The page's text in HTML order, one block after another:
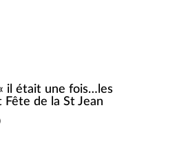
il était une fois…les
de la St Jean